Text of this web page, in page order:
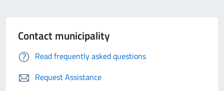
Contact municipality
Read frequently asked questions
Request Assistance